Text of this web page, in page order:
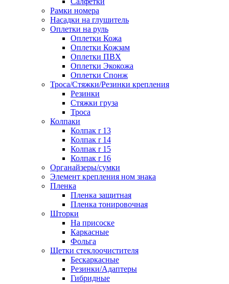
Рамки номера
Насадки на глушитель
Оплетки на руль
Оплетки Кожа
Оплетки Кожзам
Оплетки ПВХ
Оплетки Экокожа
Оплетки Спонж
Троса/Стяжки/Резинки крепления
Резинки
Стяжки груза
Троса
Колпаки
Колпак r 13
Колпак r 14
Колпак r 15
Колпак r 16
Органайзеры/сумки
Элемент крепления ном знака
Пленка
Пленка защитная
Пленка тонировочная
Шторки
На присоске
Каркасные
Фольга
Щетки стеклоочистителя
Бескаркасные
Резинки/Адаптеры
Гибридные